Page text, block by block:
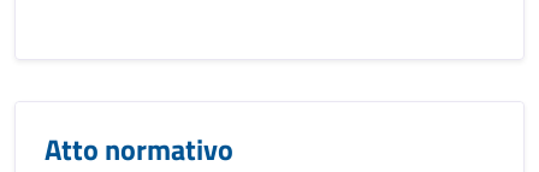
Atto normativo